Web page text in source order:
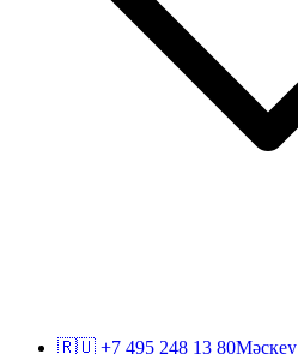
🇷🇺 +7 495 248 13 80Мәскеу